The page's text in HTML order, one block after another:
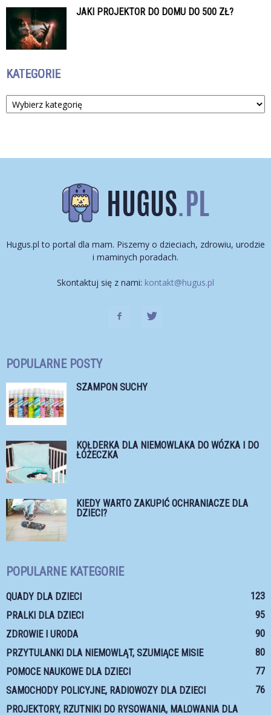
JAKI PROJEKTOR DO DOMU DO 500 ZŁ?
KATEGORIE
Kategorie
Hugus.pl to portal dla mam. Piszemy o dzieciach, zdrowiu, urodzie
i maminych poradach.
Skontaktuj się z nami: kontakt@hugus.pl
POPULARNE POSTY
SZAMPON SUCHY
KOŁDERKA DLA NIEMOWLAKA DO WÓZKA I DO
ŁÓŻECZKA
KIEDY WARTO ZAKUPIĆ OCHRANIACZE DLA
DZIECI?
POPULARNE KATEGORIE
QUADY DLA DZIECI
123
PRALKI DLA DZIECI
95
ZDROWIE I URODA
90
PRZYTULANKI DLA NIEMOWLĄT, SZUMIĄCE MISIE
80
POMOCE NAUKOWE DLA DZIECI
77
SAMOCHODY POLICYJNE, RADIOWOZY DLA DZIECI
76
PROJEKTORY, RZUTNIKI DO RYSOWANIA, MALOWANIA DLA